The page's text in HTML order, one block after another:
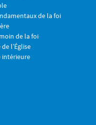
de la foi
de la foi
de l’Église
intérieure